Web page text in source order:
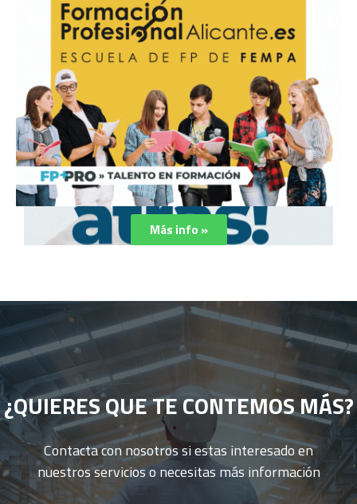
Más info »
¿QUIERES QUE TE CONTEMOS MÁS?
Contacta con nosotros si estas interesado en
nuestros servicios o necesitas más información